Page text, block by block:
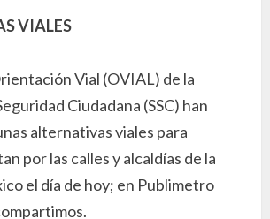
VIALES
Vial (OVIAL) de la
Ciudadana (SSC) han
alternativas viales para
por las calles y alcaldías de la
el día de hoy; en Publimetro